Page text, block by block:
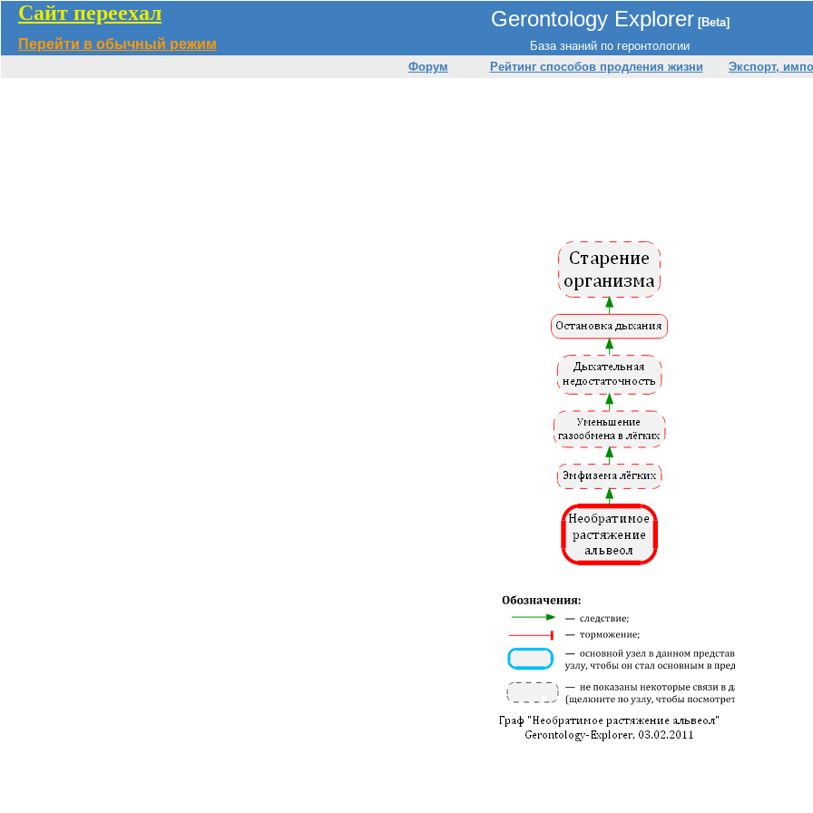
Сайт переехал Gerontology Explorer [Beta]
База знаний по геронтологии
Перейти в обычный режим
Форум Рейтинг способов продления жизни Экспорт,